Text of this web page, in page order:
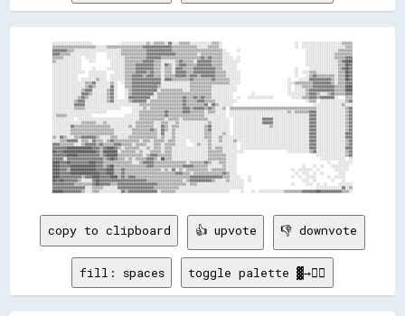
░░░░░░░░░░░░░░░░░░░░░░                ░░░░░░░░░░░░░░▒▒░░▒▒▒▒▒▒░░▓▓░░░░▒▒▒▒▒▒░░░░░░░░░░░░▒▒▒▒░░                                        ░░  ░░░░░░░░░░░░░░░░░░░░░░▒▒▒▒▒▒
▒▒▒▒▒▒▒▒▒▒▒▒▒▒▒▒▒▒▒▒▒▒▒▒░░░░░░▒▒▒▒▒▒▒▒▒▒▒▒▒▒▒▒▒▒▒▒▓▓▓▓▓▓▓▓▓▓▓▓▓▓▓▓▒▒▒▒▒▒▒▒▒▒▒▒▒▒░░░░░░▒▒▒▒▒▒░░                                        ░░  ░░░░░░░░░░░░░░░░░░░░░░░░▒▒▒▒
▓▓▓▓▓▓▓▓▒▒▒▒░░░░░░░░░░░░░░░░░░░░░░░░░░▒▒▒▒▒▒▒▒▒▒▒▒▒▒▓▓▓▓▓▓▓▓▓▓▓▓▓▓▒▒▒▒▒▒▒▒▒▒▒▒▒▒▒▒▒▒▒▒▒▒▒▒▒▒▒▒░░      ░░                                    ░░░░░░░░░░░░░░░░░░▒▒▒▒▒▒▒▒
▓▓▓▓▒▒▒▒▒▒░░░░░░░░░░░░░░      ░░░░░░░░▒▒▒▒▒▒▒▒▒▒▒▒▒▒▓▓▓▓▓▓▓▓▓▓▓▓▓▓▓▓▒▒▒▒▒▒▒▒▒▒▒▒░░▒▒▒▒▒▒▒▒▒▒▒▒░░░░                                          ░░░░░░░░░░░░░░░░▒▒▒▒▒▒▒▒▒▒
▒▒▒▒▒▒░░░░░░░░░░  ░░░░░░      ░░░░░░░░░░▒▒▒▒▒▒▒▒▒▒▒▒▓▓▓▓▓▓▓▓▒▒▒▒▒▒▒▒▒▒▒▒▒▒▒▒▒▒▒▒▒▒▓▓▒▒▓▓▒▒▒▒▒▒░░░░░░  ░░                                    ░░░░░░░░░░░░░░░░▒▒▒▒▒▒▓▓▓▓
▒▒░░░░░░░░░░░░░░    ░░░░        ░░░░░░░░▒▒▒▒▒▒▒▒▒▒▓▓▓▓▓▓▒▒▒▒░░░░░░░░▒▒▓▓▒▒▒▒▒▒░░▓▓▓▓▓▓▓▓▒▒▒▒▒▒░░░░░░░░░░                                    ░░░░░░░░░░░░░░░░░░▒▒▓▓████
░░░░░░░░░░░░░░░░                ░░░░░░░░▒▒▒▒▒▒▓▓▓▓▓▓▓▓▓▓▒▒▒▒░░▓▓▒▒░░▒▒▓▓▓▓▒▒▒▒▒▒▓▓▓▓▓▓▓▓▒▒▒▒▒▒░░░░░░░░                                      ░░░░░░░░░░░░░░░░░░▒▒▒▒██▓▓
░░░░░░░░░░░░░░░░      ░░      ░░░░░░░░░░▒▒▒▒▒▒▓▓▓▓▓▓▓▓▓▓▒▒▒▒░░▒▒▒▒░░▓▓▓▓▒▒▒▒▒▒▓▓▓▓▓▓▓▓▓▓▓▓▒▒▒▒░░░░░░░░                                ░░      ░░░░░░░░░░░░░░░░▒▒▓▓██▓▓
░░░░░░░░░░░░░░░░░░  ░░░░░░░░░░    ░░░░░░▒▒▒▒▒▒▓▓▓▓▓▓▒▒▓▓▒▒▒▒░░▒▒▒▒░░▓▓▓▓▓▓▒▒▒▒▓▓▓▓▓▓▓▓▓▓▓▓▒▒▒▒▒▒░░░░░░░░                              ░░  ░░░░▒▒▒▒░░░░░░░░░░░░▒▒▒▒██▓▓
░░░░░░░░░░░░░░      ░░░░░░░░░░  ░░░░░░░░▒▒▒▒▓▓▓▓▓▓▒▒▓▓▓▓▒▒▒▒░░▒▒▒▒▒▒▓▓▓▓▓▓▒▒▓▓▓▓▒▒▓▓▓▓▓▓▓▓▒▒▒▒▒▒░░░░░░░░                              ░░    ░░▒▒▓▓▒▒▒▒▒▒▒▒▒▒░░▒▒▒▒██▓▓
░░░░░░░░░░░░░░  ░░░░░░░░▒▒░░░░  ░░░░░░░░▒▒▒▒▓▓▓▓▓▓▓▓▓▓▓▓▓▓▓▓░░▓▓▓▓▒▒▒▒▒▒▒▒▒▒▓▓▒▒▒▒▒▒▒▒▒▒▓▓▒▒▒▒▒▒▒▒░░░░░░                          ░░    ░░░░░░▓▓▓▓▓▓▓▓▓▓▓▓▒▒░░▒▒▒▒██▓▓
░░░░░░░░░░░░░░░░░░▒▒▒▒▓▓░░░░░░░░▒▒░░  ░░▒▒▒▒▓▓▓▓▓▓▓▓▓▓▓▓▓▓▓▓░░░░░░░░░░░░░░░░▒▒▒▒▒▒▒▒▒▒▒▒▒▒▒▒▒▒▒▒▒▒░░░░░░                          ░░░░▒▒▒▒▒▒▒▒▒▒▓▓▓▓▓▓▓▓▓▓▒▒░░▒▒▒▒▓▓▓▓
░░░░░░░░░░░░░░░░░░▒▒▓▓▒▒░░░░░░░░▓▓░░    ▒▒▒▒▓▓▓▓▓▓▓▓▓▓▓▓▓▓▒▒░░░░░░░░░░░░░░░░▒▒▒▒▒▒▒▒▒▒▒▒░░░░░░░░░░░░░░                            ░░  ░░░░▒▒▒▒▒▒▓▓▓▓▓▓▓▓▓▓▓▓▒▒▒▒▒▒████
░░░░░░░░░░░░░░░░▒▒▓▓▓▓░░░░░░░░▒▒▓▓░░    ░░▒▒▓▓▓▓▓▓▓▓▓▓▓▓▓▓░░▒▒▒▒▒▒▒▒▒▒▒▒░░░░▒▒▒▒▒▒▒▒▒▒▒▒░░░░░░░░░░░░░░                            ░░  ░░░░░░▒▒▓▓▓▓▓▓▓▓▓▓▓▓▓▓▒▒▒▒▒▒████
░░░░░░░░░░░░░░░░▓▓▓▓▒▒░░░░░░░░▒▒▓▓░░    ░░▒▒▓▓▓▓▓▓▓▓▓▓▓▓░░▒▒▒▒▒▒▒▒▒▒▒▒▒▒▒▒▒▒▒▒▒▒▒▒▒▒▒▒▒▒░░░░░░░░░░░░          ░░                  ░░░░░░░░░░▒▒▓▓▓▓▒▒░░░░▒▒▓▓▒▒▒▒▒▒▓▓▓▓
░░░░░░░░░░░░░░▒▒▓▓▒▒░░░░░░░░░░▒▒▓▓░░    ░░▓▓▓▓▓▓▓▓▓▓▓▓░░░░▒▒▒▒▒▒▒▒▒▒▒▒▒▒▓▓▒▒▒▒▓▓▒▒▓▓▒▒▒▒░░░░░░░░░░░░  ░░    ░░░░░░░░░░░░░░          ░░░░░░▒▒▒▒▓▓▓▓▒▒▓▓▓▓▓▓▓▓░░    ▒▒▒▒
░░░░░░░░░░░░▒▒▓▓▓▓░░░░░░░░░░░░▒▒▓▓░░░░░░░░▒▒▓▓▓▓▓▓▓▓░░▒▒▒▒▒▒▒▒▒▒▒▒▒▒▒▒▒▒▓▓▒▒▒▒▒▒▓▓▓▓▒▒▒▒▒▒░░░░░░░░░░░░                                      ░░▒▒▒▒  ░░░░░░░░░░░░░░▒▒▓▓
░░░░░░░░░░░░▓▓▓▓▓▓░░░░░░░░░░░░░░░░░░░░░░░░░░░░░░▒▒▒▒▒▒▒▒▒▒▒▒▒▒▒▒▒▒▒▒▒▒▒▒▓▓▒▒▒▒▒▒▒▒▒▒▓▓░░▓▓▒▒░░░░░░░░                                            ░░░░░░░░░░░░░░░░▒▒░░░░
░░░░░░░░░░░░▒▒▒▒▒▒░░░░░░░░░░░░░░░░░░░░      ░░░░░░▒▒░░▒▒▒▒▒▒▒▒▒▒▒▒▒▒▒▒▒▒▓▓▓▓▒▒▓▓▓▓▓▓▒▒▓▓▒▒░░░░▒▒  ▒▒▒▒▒▒▒▒▒▒▒▒▒▒▒▒▒▒▒▒▒▒▒▒▒▒▒▒▒▒▒▒▒▒▒▒▒▒▒▒▒▒▒▒▒▒▒▒░░░░░░░░░░░░░░░░▒▒▓▓
░░░░░░░░░░░░░░░░░░░░░░░░░░░░░░              ░░░░▒▒▒▒▒▒▒▒▒▒▒▒▒▒▓▓▒▒▒▒▒▒▒▒▓▓▓▓▒▒▒▒▒▒▒▒░░▒▒▒▒░░░░░░  ░░░░░░░░░░░░░░░░░░░░░░░░░░░░░░░░▒▒░░▒▒▒▒▒▒▒▒▓▓▓▓░░░░░░░░░░░░░░░░▒▒▓▓
░░▒▒▒▒▒▒░░░░░░░░░░░░░░                  ░░░░░░░░▒▒▒▒▒▒▒▒▒▒▒▒▒▒▓▓▒▒▒▒▒▒▒▒▒▒▒▒▒▒▒▒▒▒▒▒░░░░░░░░░░░░  ░░░░░░░░░░░░░░░░░░░░░░░░░░░░░░░░░░░░░░░░░░░░▓▓▓▓░░░░░░░░░░░░░░░░▒▒▓▓
░░░░░░░░░░░░  ░░░░░░░░░░░░░░░░░░░░░░░░░░░░░░░░░░▒▒▒▒▒▒▒▒▒▒▒▒▒▒░░▒▒▒▒▒▒░░▒▒▒▒▒▒▒▒▒▒▒▒▒▒░░░░░░░░░░░░  ░░░░░░░░░░░░░░░░▓▓▓▓▓▓░░░░░░░░░░░░░░░░░░░░▓▓▓▓░░░░░░░░░░░░░░░░▒▒▓▓
░░░░░░░░░░░░░░░░▒▒▒▒▒▒▒▒░░░░▒▒░░░░░░░░░░░░░░░░▒▒▒▒▒▒▒▒▒▒░░░░▒▒▒▒░░░░▒▒░░░░░░░░░░░░░░░░▒▒░░░░░░░░░░  ░░░░░░░░░░░░░░░░▓▓▓▓▓▓░░░░░░░░░░░░░░░░░░░░▓▓▓▓░░░░░░░░░░░░░░░░▒▒▓▓
░░░░░░░░░░▓▓▒▒▒▒▒▒▒▒▒▒▒▒▒▒▒▒▒▒▒▒░░░░░░░░░░▒▒░░▒▒▒▒▒▒▒▒▒▒░░░░▓▓▒▒░░▒▒▒▒░░░░░░░░░░░░░░▒▒▓▓░░░░░░░░░░  ░░░░░░░░░░░░░░░░░░░░▒▒░░░░░░░░░░░░░░░░░░░░▓▓▓▓░░░░░░░░░░░░░░░░▒▒▓▓
░░░░░░░░░░▒▒▒▒▒▒▒▒▒▒▒▒▒▒▒▒▒▒▒▒▒▒▒▒░░░░░░░░░░▒▒▒▒▒▒▒▒▒▒▓▓▒▒░░▓▓▒▒░░▒▒░░░░░░░░░░░░░░░░▒▒▓▓░░░░░░░░░░  ░░░░░░░░░░░░░░░░░░░░░░░░░░░░░░░░░░░░░░░░░░▓▓▓▓░░░░░░░░░░░░░░░░▒▒▓▓
░░░░░░░░░░▒▒▒▒▒▒▒▒▒▒▒▒▒▒▒▒▒▒▒▒▒▒▒▒░░░░░░░░░░▒▒▒▒▒▒▒▒▒▒▒▒▒▒░░▓▓░░░░▒▒░░░░░░░░░░░░░░░░▒▒▒▒░░░░░░▒▒░░  ░░░░░░░░░░░░░░░░░░░░░░░░░░░░░░░░░░░░░░░░░░▓▓▓▓░░░░░░░░░░░░░░░░▓▓▓▓
▒▒░░▓▓▒▒░░░░▒▒▒▒▓▓▓▓▓▓▓▓▒▒░░░░░░▒▒▒▒░░░░░░▒▒▒▒▒▒▒▒▒▒▒▒▒▒▒▒░░▒▒░░░░▒▒░░░░░░░░░░░░░░░░▒▒▒▒░░░░▒▒░░░░░░░░░░░░░░░░░░░░░░░░░░░░░░░░░░░░░░░░░░░░░░░░▓▓▓▓░░░░░░░░░░░░░░░░▓▓▓▓
░░░░▒▒▒▒▓▓▓▓▓▓░░▒▒▒▒░░▓▓▒▒▒▒░░▒▒▓▓▒▒▒▒▒▒▒▒▒▒▒▒▒▒░░▒▒▒▒░░▒▒▒▒▒▒░░▒▒▒▒░░░░░░  ░░░░░░░░░░▒▒░░░░▒▒░░░░░░▒▒░░░░░░░░░░░░░░░░░░░░░░░░░░░░░░░░░░░░░░░░▓▓▓▓░░░░░░░░░░░░░░░░▒▒▓▓
▓▓▓▓▒▒▒▒▒▒▒▒░░░░▒▒▓▓▓▓▓▓▒▒▓▓▒▒▒▒▒▒▓▓▓▓▒▒▒▒▒▒░░▒▒▒▒▒▒░░░░▒▒▒▒░░▒▒▒▒▒▒░░░░░░    ░░▒▒░░░░▒▒░░░░░░░░░░░░░░  ░░░░░░░░░░░░░░░░░░░░░░░░░░░░░░░░░░░░░░▓▓▓▓░░░░░░░░░░░░░░░░▒▒▓▓
▓▓▓▓▓▓▓▓██████████████▓▓▓▓▒▒▓▓████▓▓▒▒░░▒▒▒▒▒▒▒▒░░░░▒▒░░▒▒▒▒░░▒▒▒▒░░░░░░░░░░░░░░░░░░░░▒▒░░▒▒▒▒░░░░░░░░  ░░░░░░░░░░░░░░░░░░░░░░░░░░░░░░░░░░░░░░▓▓▓▓░░░░░░░░░░░░░░░░▓▓▓▓
██▓▓▓▓██████████████████▓▓▒▒████████░░▒▒▒▒▒▒▒▒░░▒▒░░░░▒▒▒▒▒▒░░▒▒▒▒░░░░░░░░░░░░░░░░░░░░▒▒▒▒▒▒▒▒░░░░░░░░░░░░                        ░░░░░░░░░░░░▒▒▓▓░░░░░░░░░░░░░░░░▒▒▓▓
▓▓▓▓▓▓▓▓██████▓▓▓▓▓▓▓▓▓▓▓▓▒▒▓▓██████▒▒▒▒▒▒▒▒▒▒▒▒▒▒░░▒▒▓▓▓▓▒▒▒▒▒▒▒▒░░░░░░░░░░░░░░░░░░░░▒▒▒▒▒▒▒▒▒▒░░░░░░                                            ░░░░░░░░░░░░░░░░▒▒▓▓
▓▓▓▓▓▓░░▓▓▓▓▓▓▓▓▓▓▓▓▓▓▓▓▓▓▓▓▒▒▓▓██▓▓▒▒▒▒░░▒▒░░▒▒▒▒▒▒▓▓▓▓▒▒░░██▒▒▒▒░░░░░░░░░░░░░░░░░░░░▒▒▒▒▒▒▒▒▒▒░░░░░░                                              ░░░░░░░░░░░░░░  ░░
████▓▓▓▓██▓▓▓▓▓▓▓▓▓▓████▓▓▓▓▒▒▒▒▒▒▒▒▒▒▒▒▒▒▒▒░░░░▒▒▓▓▓▓▓▓▒▒▒▒▒▒▒▒▒▒▒▒▒▒▒▒▒▒░░▒▒▒▒▒▒▒▒▓▓▒▒░░░░▒▒▒▒░░░░░░                                                  ░░    ░░░░░░░░
████▓▓▓▓▓▓██████████████▓▓▓▓▒▒▓▓██▒▒▒▒▒▒▒▒▒▒▒▒▒▒▒▒▒▒▓▓▓▓▒▒▒▒▒▒▒▒▒▒▒▒▒▒▒▒▓▓▓▓▓▓▒▒▒▒▒▒▒▒░░░░░░░░▒▒░░░░░░                                    ░░    ░░  ░░    ░░░░░░░░░░
████▓▓▓▓▒▒██████████████▓▓▓▓▓▓████▒▒▒▒▓▓▒▒▒▒▒▒▒▒▒▒▒▒▒▒▒▒▒▒▒▒░░▒▒░░▓▓░░▒▒░░▒▒▒▒▒▒▒▒▒▒▒▒░░▒▒▒▒▒▒▒▒░░░░░░                              ░░  ░░░░░░░░  ░░        ░░░░░░░░
████▓▓▓▓▓▓████████████████▓▓▓▓████▒▒▒▒▓▓▒▒▒▒▒▒▒▒▒▒▒▒▒▒▒▒▒▒▒▒▒▒▒▒▒▒▒▒▓▓▓▓▒▒▒▒░░▒▒▒▒▒▒▒▒▒▒▒▒▒▒▒▒▓▓▒▒░░░░                                ░░  ░░░░  ░░  ░░        ░░░░
████▓▓▓▓▓▓▓▓▓▓▓▓▒▒▓▓▓▓████▓▓▓▓▓▓████▒▒▓▓▒▒▓▓▓▓▒▒▒▒▒▒▒▒▒▒▒▒▒▒▒▒▒▒▒▒▒▒▒▒▒▒▒▒▒▒▓▓▓▓▓▓▓▓▓▓▓▓▓▓▓▓▓▓▒▒▒▒░░░░░░    ░░                      ░░  ░░  ░░░░░░      ░░  ░░░░░░
██▓▓██▓▓▓▓▓▓▓▓▒▒░░░░░░▓▓██▓▓▓▓▓▓▓▓▓▓▓▓▓▓▓▓▓▓▓▓▓▓▓▓▓▓▒▒▒▒▒▒▒▒▒▒▒▒▒▒▒▒▒▒▒▒░░▒▒▓▓▓▓▓▓▓▓▓▓▓▓▒▒░░░░░░▒▒░░░░░░░░  ░░                            ░░░░  ░░        ░░    ░░
▓▓▓▓▓▓▓▓▓▓▓▓▒▒▒▒▒▒▒▒▒▒▓▓██▓▓▓▓▓▓▒▒▒▒▓▓▓▓▓▓▓▓▓▓▓▓▓▓▓▓▓▓▓▓▓▓▒▒▒▒▒▒▒▒▒▒▒▒▒▒▒▒░░▒▒▒▒░░░░░░░░░░░░░░░░░░░░░░░░░░                          ░░      ░░░░  ░░  ░░      ░░░░░░░░
▓▓▓▓▓▓▓▓▓▓▓▓▓▓▓▓▓▓░░░░▒▒▒▒▒▒░░░░░░░░▓▓▓▓▓▓▓▓▓▓▓▓▓▓▓▓▓▓▓▓▒▒▒▒▒▒▒▒▒▒▒▒▒▒░░░░░░░░░░░░░░░░░░░░░░░░░░░░░░░░░░░░                                        ░░░░░░░░░░░░░░▓▓░░▒▒
copy to clipboard 👍 upvote 👎 downvote
fill: spaces toggle palette ▓→✊🏽